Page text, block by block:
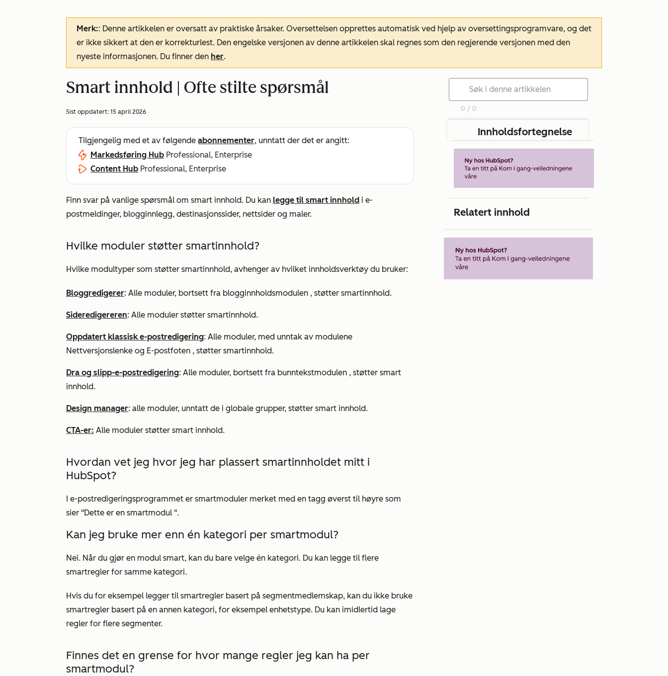
Merk:: Denne artikkelen er oversatt av praktiske årsaker. Oversettelsen opprettes automatisk ved hjelp av oversettingsprogramvare, og det
er ikke sikkert at den er korrekturlest. Den engelske versjonen av denne artikkelen skal regnes som den regjerende versjonen med den
nyeste informasjonen. Du finner den her.
Smart innhold | Ofte stilte spørsmål
Sist oppdatert: 15 april 2026
Tilgjengelig med et av følgende abonnementer, unntatt der det er angitt:
Markedsføring Hub Professional, Enterprise
Content Hub Professional, Enterprise
Finn svar på vanlige spørsmål om smart innhold. Du kan legge til smart innhold i e-
postmeldinger, blogginnlegg, destinasjonssider, nettsider og maler.
Hvilke moduler støtter smartinnhold?
Hvilke modultyper som støtter smartinnhold, avhenger av hvilket innholdsverktøy du bruker:
Bloggredigerer: Alle moduler, bortsett fra blogginnholdsmodulen , støtter smartinnhold.
Sideredigereren: Alle moduler støtter smartinnhold.
Oppdatert klassisk e-postredigering: Alle moduler, med unntak av modulene
Nettversjonslenke og E-postfoten , støtter smartinnhold.
Dra og slipp-e-postredigering: Alle moduler, bortsett fra bunntekstmodulen , støtter smart
innhold.
Design manager: alle moduler, unntatt de i globale grupper, støtter smart innhold.
CTA-er: Alle moduler støtter smart innhold.
Hvordan vet jeg hvor jeg har plassert smartinnholdet mitt i
HubSpot?
I e-postredigeringsprogrammet er smartmoduler merket med en tagg øverst til høyre som
sier "Dette er en smartmodul ".
Kan jeg bruke mer enn én kategori per smartmodul?
Nei. Når du gjør en modul smart, kan du bare velge én kategori. Du kan legge til flere
smartregler for samme kategori.
Hvis du for eksempel legger til smartregler basert på segmentmedlemskap, kan du ikke bruke
smartregler basert på en annen kategori, for eksempel enhetstype. Du kan imidlertid lage
regler for flere segmenter.
Finnes det en grense for hvor mange regler jeg kan ha per
smartmodul?
0 / 0
Innholdsfortegnelse
Relatert innhold